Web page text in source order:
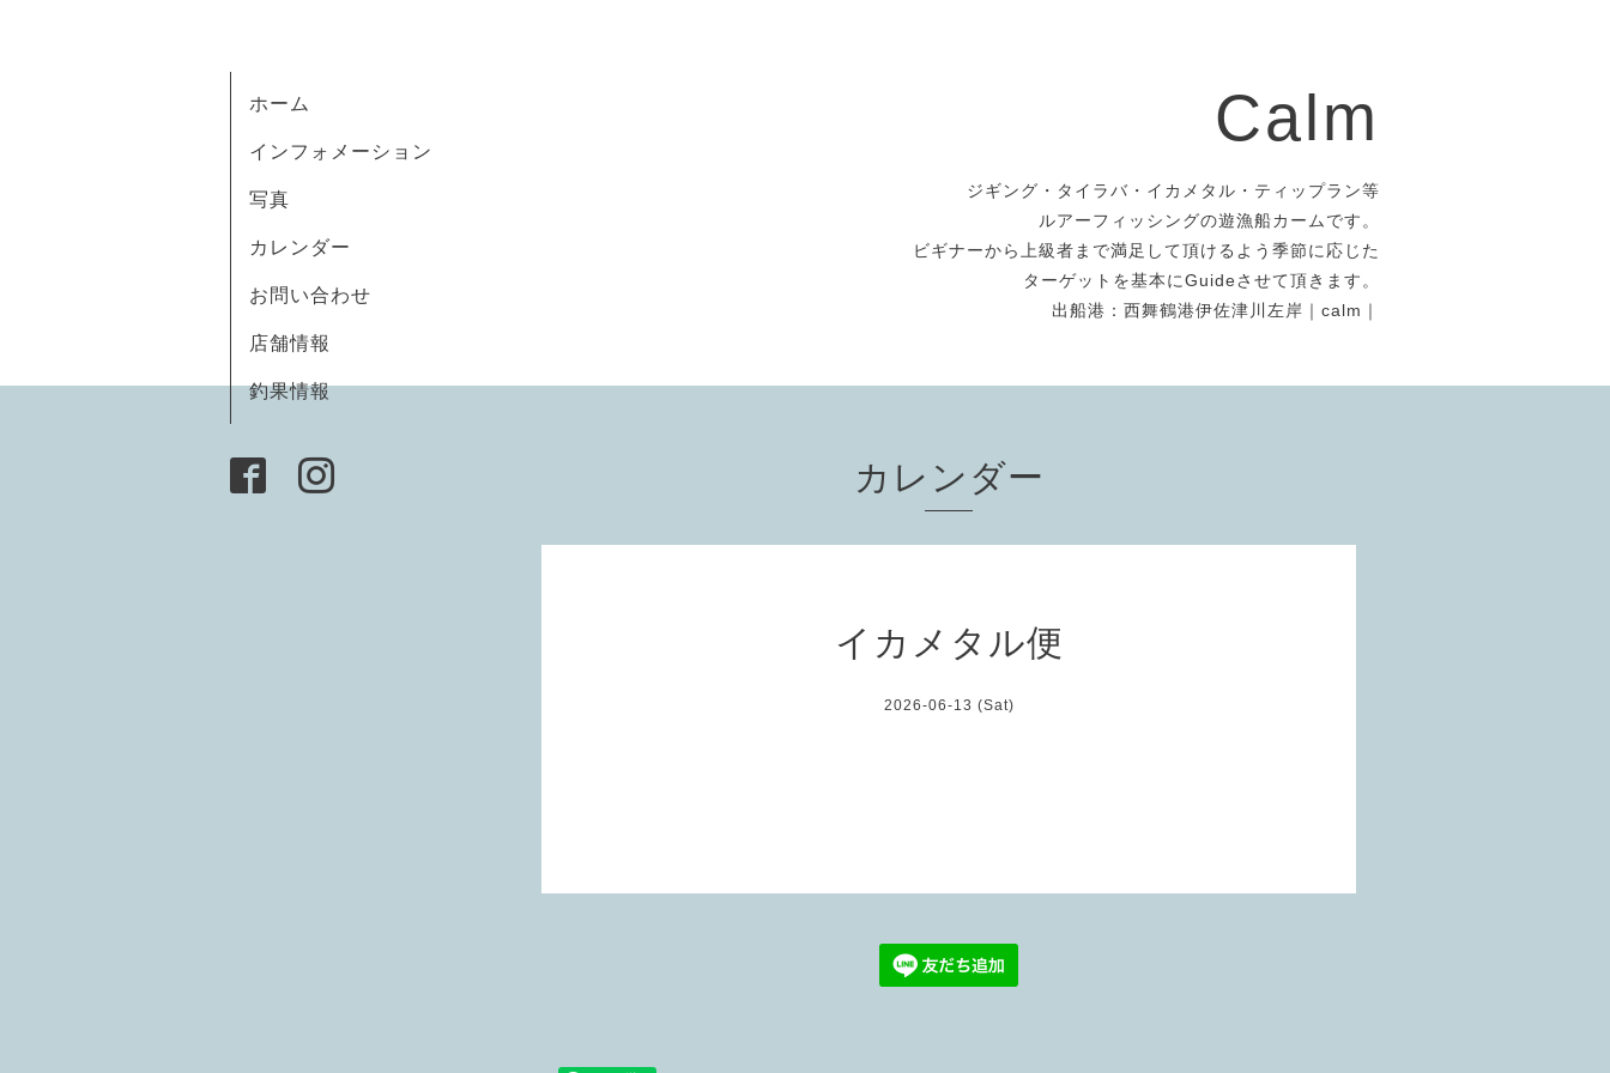
Calm
ジギング・タイラバ・イカメタル・ティップラン等
ルアーフィッシングの遊漁船カームです。
ビギナーから上級者まで満足して頂けるよう季節に応じた
ターゲットを基本にGuideさせて頂きます。
出船港：西舞鶴港伊佐津川左岸｜calm｜
ホーム
インフォメーション
写真
カレンダー
お問い合わせ
店舗情報
釣果情報
カレンダー
イカメタル便
2026-06-13 (Sat)